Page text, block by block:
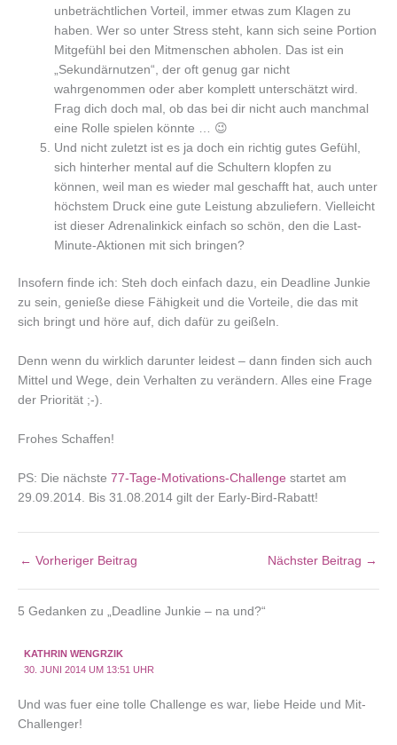
unbeträchtlichen Vorteil, immer etwas zum Klagen zu
haben. Wer so unter Stress steht, kann sich seine Portion
Mitgefühl bei den Mitmenschen abholen. Das ist ein
„Sekundärnutzen“, der oft genug gar nicht
wahrgenommen oder aber komplett unterschätzt wird.
Frag dich doch mal, ob das bei dir nicht auch manchmal
eine Rolle spielen könnte … 😉
Und nicht zuletzt ist es ja doch ein richtig gutes Gefühl,
sich hinterher mental auf die Schultern klopfen zu
können, weil man es wieder mal geschafft hat, auch unter
höchstem Druck eine gute Leistung abzuliefern. Vielleicht
ist dieser Adrenalinkick einfach so schön, den die Last-
Minute-Aktionen mit sich bringen?
Insofern finde ich: Steh doch einfach dazu, ein Deadline Junkie
zu sein, genieße diese Fähigkeit und die Vorteile, die das mit
sich bringt und höre auf, dich dafür zu geißeln.
Denn wenn du wirklich darunter leidest – dann finden sich auch
Mittel und Wege, dein Verhalten zu verändern. Alles eine Frage
der Priorität ;-).
Frohes Schaffen!
PS: Die nächste 77-Tage-Motivations-Challenge startet am
29.09.2014. Bis 31.08.2014 gilt der Early-Bird-Rabatt!
← Vorheriger Beitrag Nächster Beitrag →
5 Gedanken zu „Deadline Junkie – na und?“
KATHRIN WENGRZIK
30. JUNI 2014 UM 13:51 UHR
Und was fuer eine tolle Challenge es war, liebe Heide und Mit-
Challenger!